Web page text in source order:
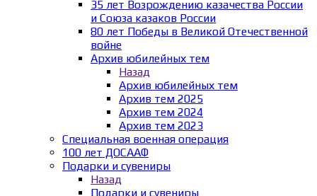
35 лет Возрождению казачества России
и Союза казаков России
80 лет Победы в Великой Отечественной
войне
Архив юбилейных тем
Назад
Архив юбилейных тем
Архив тем 2025
Архив тем 2024
Архив тем 2023
Специальная военная операция
100 лет ДОСААФ
Подарки и сувениры
Назад
Подарки и сувениры